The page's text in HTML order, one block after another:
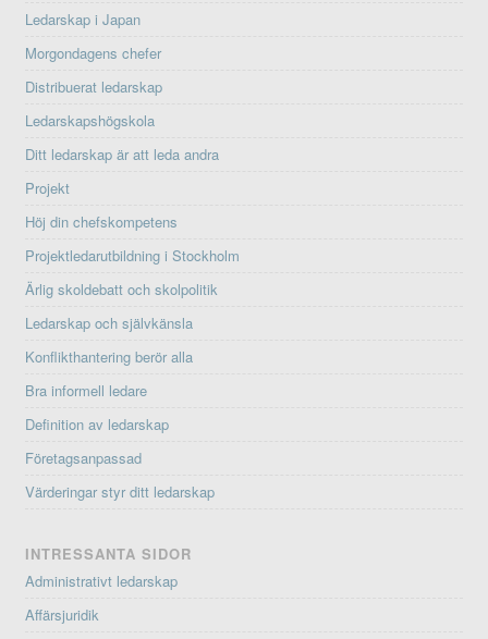
Ledarskap i Japan
Morgondagens chefer
Distribuerat ledarskap
Ledarskapshögskola
Ditt ledarskap är att leda andra
Projekt
Höj din chefskompetens
Projektledarutbildning i Stockholm
Ärlig skoldebatt och skolpolitik
Ledarskap och självkänsla
Konflikthantering berör alla
Bra informell ledare
Definition av ledarskap
Företagsanpassad
Värderingar styr ditt ledarskap
INTRESSANTA SIDOR
Administrativt ledarskap
Affärsjuridik